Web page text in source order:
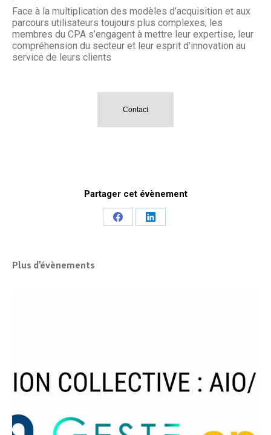
Face à la multiplication des modèles d’acquisition et aux
parcours utilisateurs toujours plus complexes, les
membres du CPA s’engagent à mettre leur expertise, leur
compréhension du secteur et leur esprit d’innovation au
service de leurs clients
Contact
Partager cet évènement
Share
Share
Plus d'évènements